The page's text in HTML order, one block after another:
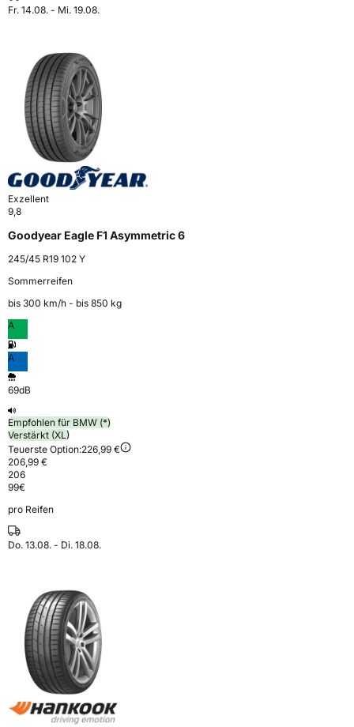
Fr. 14.08. - Mi. 19.08.
Exzellent
9,8
Goodyear Eagle F1 Asymmetric 6
245/45 R19 102 Y
Sommerreifen
bis 300 km⁠/⁠h - bis 850 kg
A
A
69dB
Empfohlen für BMW (*)
Verstärkt (XL)
Teuerste Option:226,99 €
206,99 €
206
99€
pro Reifen
Do. 13.08. - Di. 18.08.